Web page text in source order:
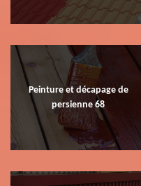
Peinture et décapage de
persienne 68